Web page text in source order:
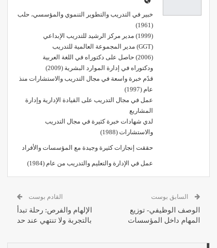
خبير في التدريب والتطوير التنموي والمؤسسي، حلب
(1961)
(1999) مدير مركز الرشيد للتدريب الإبداعي
(GGT) مدير المجموعة العالمية للتدريب
(2006) حاصل على دكتوراه في اللغة العربية
ودكتوراه في إدارة الموارد البشرية (2009)
قدًم خبرة واسعة في مجال التدريب والاستشارات منذ
عام (1997)
عمل في مجال التدريب على القيادة الإدارية وإدارة
المشاريع
لدي شهادات خبرة كثيرة في مجال التدريب
والاستشارات (1988)
حققت إنجازات كثيرة وجيدة مع المؤسسات والأفراد
عمل في الإدارة والتعليم والتدريب من عام (1984)
السابق بوست
الوصف الوظيفي- توزيع
المهام داخل المؤسسات
القادم بوست
الإلهام والفرص: رحلة تبدأ
بالتجربة ولا تنتهي عند حد